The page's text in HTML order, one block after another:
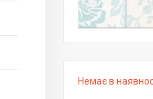
Немає в